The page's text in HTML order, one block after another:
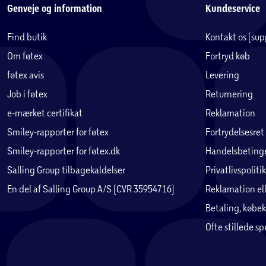
VIGTIGE SIKKERHEDS­FUNKTIONER
Med Registrering af ulykke kan iPhone registrere en alvorlig
7
STÆRKERE FORBINDELSER. SUPERHURTIGE HASTIGHEDER
Hold forbindelsen med hurtigere hastigheder og sikre
samt eSIM.
eSIM. FLEKSIBELT. SIKKERT. NEMT
Med eSIM får du større fleksibilitet, øget sikkerhed og
praktisk, især når du rejser.
ANONYMITET
Anonymitet og sikkerhed på et helt nyt niveau. Indbygget i
Genveje og information
Find butik
Om føtex
føtex avis
Job i føtex
e-mærket certifikat
Smiley-rapporter for føtex
Smiley-rapporter for føtex.dk
Salling Group tilbagekaldelser
En del af Salling Group A/S (CVR 35954716)
Kundeservice
Kontakt os
Fortryd køb
Levering
Returnering
Reklamation
Fortrydelsesret
Privatlivspolitik
Reklamation
Betaling,
Ofte stillede